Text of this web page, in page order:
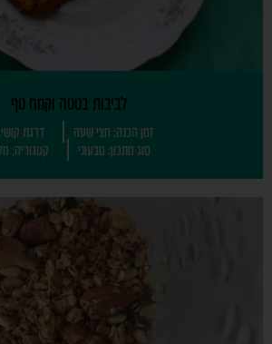
לביבות בטטה וקמח טף
זמן הכנה: חצי שעה
דרגת קושי:
סוג מתכון: טבעוני
קטגוריה: